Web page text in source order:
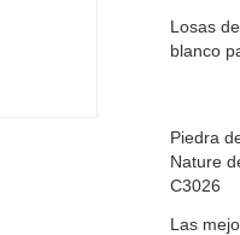
Losas
blanco
Piedra
Nature
C3026
Las